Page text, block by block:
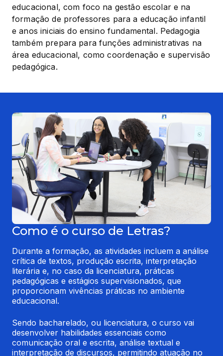
educacional, com foco na gestão escolar e na
formação de professores para a educação infantil
e anos iniciais do ensino fundamental. Pedagogia
também prepara para funções administrativas na
área educacional, como coordenação e supervisão
pedagógica.
Como é o curso de Letras?
Durante a formação, as atividades incluem a análise
crítica de textos, produção escrita, interpretação
literária e, no caso da licenciatura, práticas
pedagógicas e estágios supervisionados, que
proporcionam vivências práticas no ambiente
educacional.
Sendo bacharelado, ou licenciatura, o curso vai
desenvolver habilidades essenciais como
comunicação oral e escrita, análise textual e
interpretação de discursos, permitindo atuação no